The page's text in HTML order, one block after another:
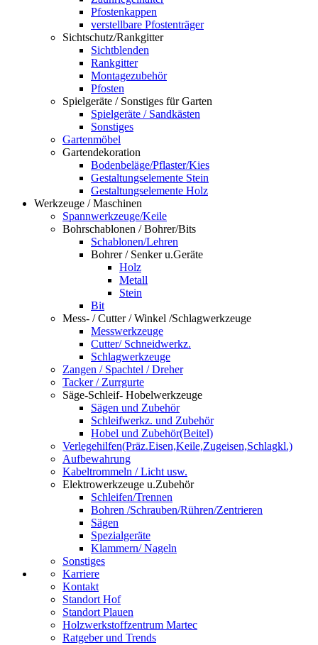
Pfostenkappen
verstellbare Pfostenträger
Sichtschutz/Rankgitter
Sichtblenden
Rankgitter
Montagezubehör
Pfosten
Spielgeräte / Sonstiges für Garten
Spielgeräte / Sandkästen
Sonstiges
Gartenmöbel
Gartendekoration
Bodenbeläge/Pflaster/Kies
Gestaltungselemente Stein
Gestaltungselemente Holz
Werkzeuge / Maschinen
Spannwerkzeuge/Keile
Bohrschablonen / Bohrer/Bits
Schablonen/Lehren
Bohrer / Senker u.Geräte
Holz
Metall
Stein
Bit
Mess- / Cutter / Winkel /Schlagwerkzeuge
Messwerkzeuge
Cutter/ Schneidwerkz.
Schlagwerkzeuge
Zangen / Spachtel / Dreher
Tacker / Zurrgurte
Säge-Schleif- Hobelwerkzeuge
Sägen und Zubehör
Schleifwerkz. und Zubehör
Hobel und Zubehör(Beitel)
Verlegehilfen(Präz.Eisen,Keile,Zugeisen,Schlagkl.)
Aufbewahrung
Kabeltrommeln / Licht usw.
Elektrowerkzeuge u.Zubehör
Schleifen/Trennen
Bohren /Schrauben/Rühren/Zentrieren
Sägen
Spezialgeräte
Klammern/ Nageln
Sonstiges
Karriere
Kontakt
Standort Hof
Standort Plauen
Holzwerkstoffzentrum Martec
Ratgeber und Trends